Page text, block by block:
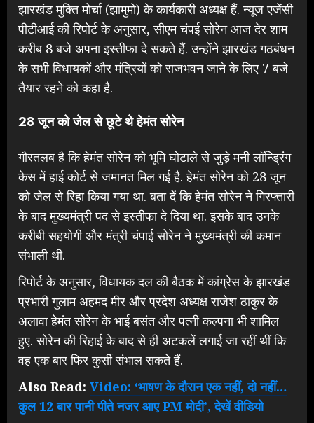
झारखंड मुक्ति मोर्चा (झामुमो) के कार्यकारी अध्यक्ष हैं. न्यूज एजेंसी
पीटीआई की रिपोर्ट के अनुसार, सीएम चंपई सोरेन आज देर शाम
करीब 8 बजे अपना इस्तीफा दे सकते हैं. उन्होंने झारखंड गठबंधन
के सभी विधायकों और मंत्रियों को राजभवन जाने के लिए 7 बजे
तैयार रहने को कहा है.
28 जून को जेल से छूटे थे हेमंत सोरेन
गौरतलब है कि हेमंत सोरेन को भूमि घोटाले से जुड़े मनी लॉन्ड्रिंग
केस में हाई कोर्ट से जमानत मिल गई है. हेमंत सोरेन को 28 जून
को जेल से रिहा किया गया था. बता दें कि हेमंत सोरेन ने गिरफ्तारी
के बाद मुख्यमंत्री पद से इस्तीफा दे दिया था. इसके बाद उनके
करीबी सहयोगी और मंत्री चंपाई सोरेन ने मुख्यमंत्री की कमान
संभाली थी.
रिपोर्ट के अनुसार, विधायक दल की बैठक में कांग्रेस के झारखंड
प्रभारी गुलाम अहमद मीर और प्रदेश अध्यक्ष राजेश ठाकुर के
अलावा हेमंत सोरेन के भाई बसंत और पत्नी कल्पना भी शामिल
हुए. सोरेन की रिहाई के बाद से ही अटकलें लगाई जा रहीं थीं कि
वह एक बार फिर कुर्सी संभाल सकते हैं.
Also Read: Video: ‘भाषण के दौरान एक नहीं, दो नहीं…
कुल 12 बार पानी पीते नजर आए PM मोदी’, देखें वीडियो